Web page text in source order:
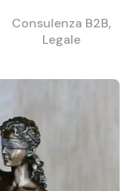
Consulenza B2B,
Legale